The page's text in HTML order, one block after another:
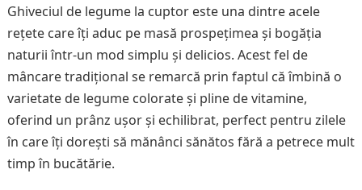
Ghiveciul de legume la cuptor este una dintre acele
rețete care îți aduc pe masă prospețimea și bogăția
naturii într-un mod simplu și delicios. Acest fel de
mâncare tradițional se remarcă prin faptul că îmbină o
varietate de legume colorate și pline de vitamine,
oferind un prânz ușor și echilibrat, perfect pentru zilele
în care îți dorești să mănânci sănătos fără a petrece mult
timp în bucătărie.